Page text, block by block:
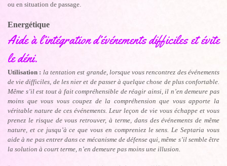
ou en situation de passage.
Energétique
Aide à l’intégration d’événements difficiles et évite
le déni.
Utilisation : la tentation est grande, lorsque vous rencontrez des événements
de vie difficiles, de les nier et de passer à quelque chose de plus confortable.
Même s’il est tout à fait compréhensible de réagir ainsi, il n’en demeure pas
moins que vous vous coupez de la compréhension que vous apporte la
véritable nature de ces événements. Leur leçon de vie vous échappe et vous
prenez le risque de vous retrouver, à terme, dans des événements de même
nature, et ce jusqu’à ce que vous en compreniez le sens. Le Septaria vous
aide à ne pas entrer dans ce mécanisme de défense qui, même s’il semble être
la solution à court terme, n’en demeure pas moins une illusion.